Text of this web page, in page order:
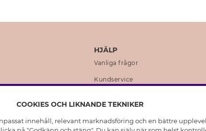
HJÄLP
Vanliga frågor
Kundservice
Skötselråd skinnhandskar
COOKIES OCH LIKNANDE TEKNIKER
innehåll, relevant marknadsföring och en bättre